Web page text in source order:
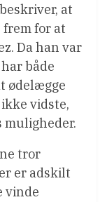
at
for at
Da han var
både
ødelægge
vidste,
muligheder.
tror
er adskilt
vinde